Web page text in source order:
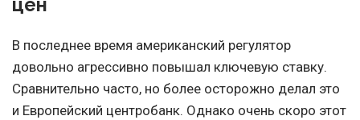
цен
В последнее время американский регулятор
довольно агрессивно повышал ключевую ставку.
Сравнительно часто, но более осторожно делал это
и Европейский центробанк. Однако очень скоро этот